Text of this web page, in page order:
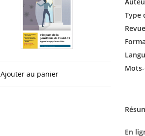
Ajouter au panier
Type
En